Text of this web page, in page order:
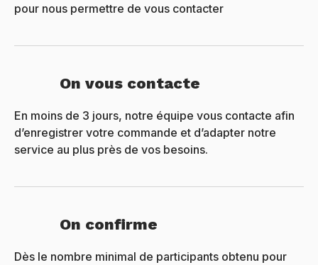
pour nous permettre de vous contacter
On vous contacte
En moins de 3 jours, notre équipe vous contacte afin
d’enregistrer votre commande et d’adapter notre
service au plus près de vos besoins.
On confirme
Dès le nombre minimal de participants obtenu pour